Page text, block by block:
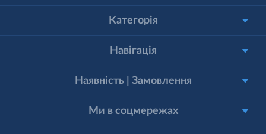
Категорія
Навігація
Наявність | Замовлення
Ми в соцмережах